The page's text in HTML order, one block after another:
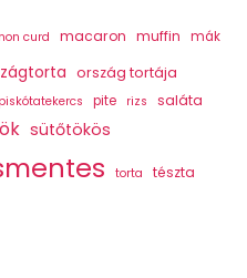
curd macaron muffin mák
ország tortája
piskótatekercs pite rizs saláta
sütőtökös
torta tészta